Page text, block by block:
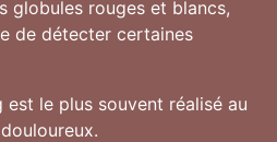
globules rouges et blancs,
de détecter certaines
est le plus souvent réalisé au